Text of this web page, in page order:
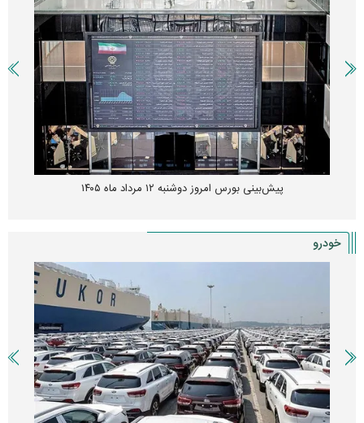
زنگ خطر انباشت نیاز در بازار مسکن؛ فنر قیمت‌ها فشرده شده
خودرو